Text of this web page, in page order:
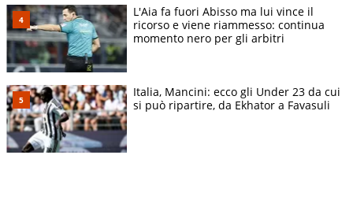
L'Aia fa fuori Abisso ma lui vince il
ricorso e viene riammesso: continua
momento nero per gli arbitri
Italia, Mancini: ecco gli Under 23 da cui
si può ripartire, da Ekhator a Favasuli